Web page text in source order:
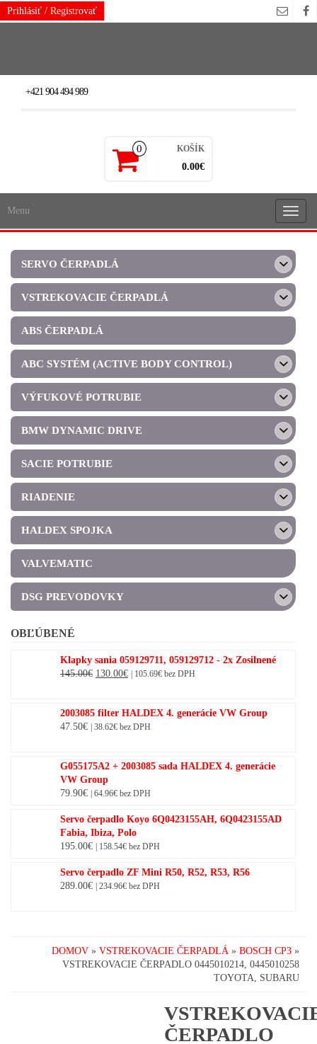
Skip
to
Prihlásiť / Registrovať
+421 904 494 989
0 KOŠÍK
0.00€
Menu
SERVO ČERPADLÁ
VSTREKOVACIE ČERPADLÁ
ABS ČERPADLÁ
ABC SYSTÉM (ACTIVE BODY CONTROL)
VÝFUKOVÉ POTRUBIE
BMW DYNAMIC DRIVE
SACIE POTRUBIE
RIADENIE
HALDEX SPOJKA
VALVEMATIC
DSG PREVODOVKY
OBĽÚBENÉ
Klapky sania 059129711, 059129712 - 2x Zosilnené
145.00€ Original
145.00€.
130.00€Current
130.00€.
105.69€ bez DPH
2003085 filter HALDEX 4. generácie VW Group
47.50€ 38.62€ bez DPH
G055175A2 + 2003085 sada HALDEX 4. generácie
VW Group
79.90€ 64.96€ bez DPH
Servo čerpadlo Koyo 6Q0423155AH, 6Q0423155AD
Fabia, Ibiza, Polo
195.00€ 158.54€ bez DPH
Servo čerpadlo ZF Mini R50, R52, R53, R56
289.00€ 234.96€ bez DPH
DOMOV » VSTREKOVACIE ČERPADLÁ » BOSCH CP3 »
VSTREKOVACIE ČERPADLO 0445010214, 0445010258
TOYOTA, SUBARU
ČERPADLO